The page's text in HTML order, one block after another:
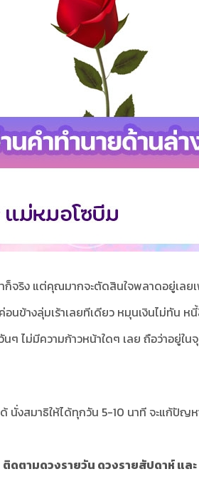
ก็จริง แต่คุณมากจะตัดสินใจพลาดอยู่เลย
นข้างลุ่มเร้าเลยทีเดียว หมุนเงินไม่ทัน
นๆ ไม่มีความก้าวหน้าใดๆ เลย ถือว่าอยู่ใ
ด้ นั่งสมาธิให้ได้ทุกวัน 5-10 นาที จะแก้
ติดตามดวงรายวัน ดวงรายสัปดาห์ แล